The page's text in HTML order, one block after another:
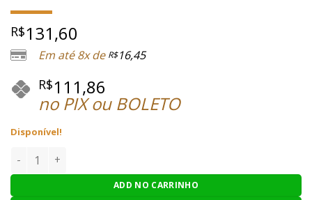
R$131,60
Em até 8x de R$16,45
R$111,86
no PIX ou BOLETO
Disponível!
QUIVER ARROW ARCO AIRSOFT JANDÃO ACC JH-1 quantidade
ADD NO CARRINHO